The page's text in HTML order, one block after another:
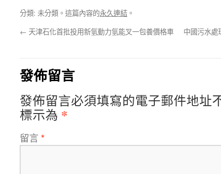
分類: 未分類。這篇內容的永久連結 。
← 天津石化首批投用新氫動力氫能叉一包養價格車 中國污水處
發佈留言
發佈留言必須填寫的電子郵件地址
標示為 *
留言 *